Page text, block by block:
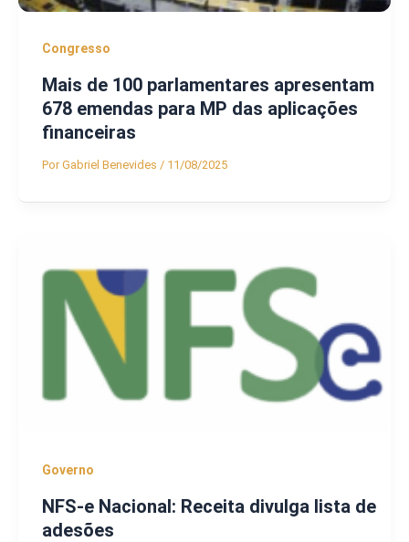
Congresso
Mais de 100 parlamentares apresentam
678 emendas para MP das aplicações
financeiras
PorGabriel Benevides / 11/08/2025
Governo
NFS-e Nacional: Receita divulga lista de
adesões